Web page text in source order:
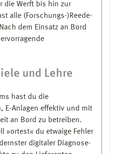
(beides
während des
4. Fachsemesters
Board Training Record
für Seeschifffahrt
bei Nachweis einer
im Metall-
Liste anerkannter
See-BV)
Elektrotechnik für den
die Werft bis hin zur
alle (Forschungs-)Reede­
dem Einsatz an Bord
und Lehre
hast du die
E-Anlagen effek­tiv und mit
an Bord zu betrei­ben.
»ortest« du etwaige Fehler
di­gitaler Dia­gnose-